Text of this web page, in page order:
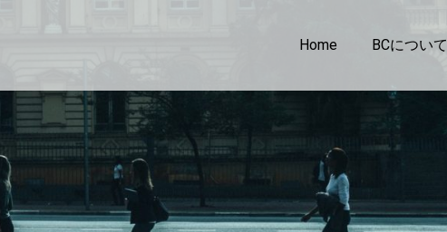
Home BCについて